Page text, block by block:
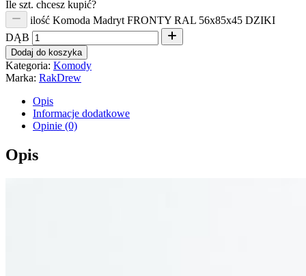
Ile szt. chcesz kupić?
ilość Komoda Madryt FRONTY RAL 56x85x45 DZIKI
DĄB
Dodaj do koszyka
Kategoria: Komody
Marka: RakDrew
Opis
Informacje dodatkowe
Opinie (0)
Opis